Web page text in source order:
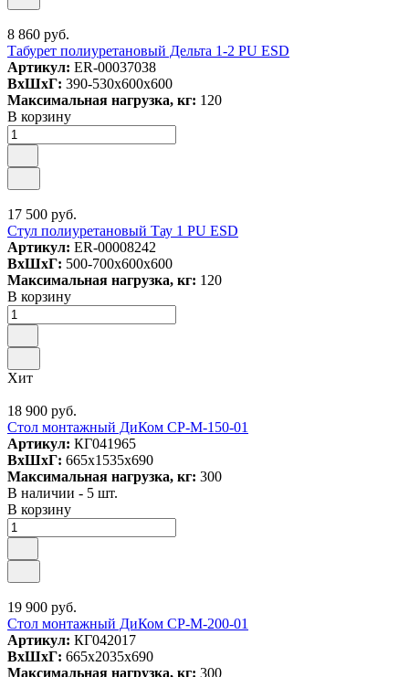
8 860 руб.
Табурет полиуретановый Дельта 1-2 PU ESD
Артикул: ER-00037038
ВxШxГ: 390-530x600x600
Максимальная нагрузка, кг: 120
В корзину
17 500 руб.
Стул полиуретановый Тау 1 PU ESD
Артикул: ER-00008242
ВxШxГ: 500-700x600x600
Максимальная нагрузка, кг: 120
В корзину
Хит
18 900 руб.
Стол монтажный ДиКом СР-М-150-01
Артикул: КГ041965
ВxШxГ: 665x1535x690
Максимальная нагрузка, кг: 300
В наличии - 5 шт.
В корзину
19 900 руб.
Стол монтажный ДиКом СР-М-200-01
Артикул: КГ042017
ВxШxГ: 665x2035x690
Максимальная нагрузка, кг: 300